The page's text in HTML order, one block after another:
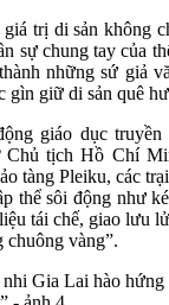
trị di sản không
sự chung tay của
những sứ giả
gìn giữ di sản quê
giáo dục
Chủ tịch Hồ Chí
tàng Pleiku, các
thể sôi động như
tái chế, giao lưu
chuông vàng”.